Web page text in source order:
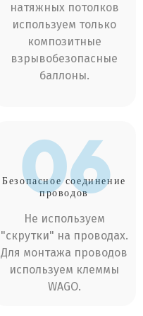
натяжных потолков
используем только
композитные
взрывобезопасные
баллоны.
06
Безопасное соединение
проводов
Не используем
"скрутки" на проводах.
Для монтажа проводов
используем клеммы
WAGO.